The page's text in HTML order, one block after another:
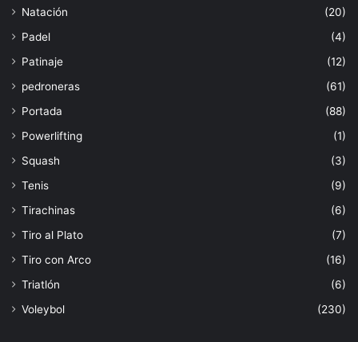
Natación
(20)
Padel
(4)
Patinaje
(12)
pedroneras
(61)
Portada
(88)
Powerlifting
(1)
Squash
(3)
Tenis
(9)
Tirachinas
(6)
Tiro al Plato
(7)
Tiro con Arco
(16)
Triatlón
(6)
Voleybol
(230)